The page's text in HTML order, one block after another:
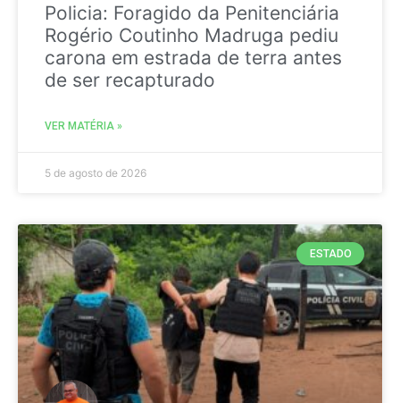
Policia: Foragido da Penitenciária
Rogério Coutinho Madruga pediu
carona em estrada de terra antes
de ser recapturado
VER MATÉRIA »
5 de agosto de 2026
ESTADO